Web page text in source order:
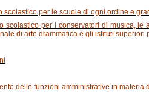
scolastico per le scuole di ogni ordine e
scolastico per i conservatori di musica,
di arte drammatica e gli istituti superiori
delle funzioni amministrative in materia